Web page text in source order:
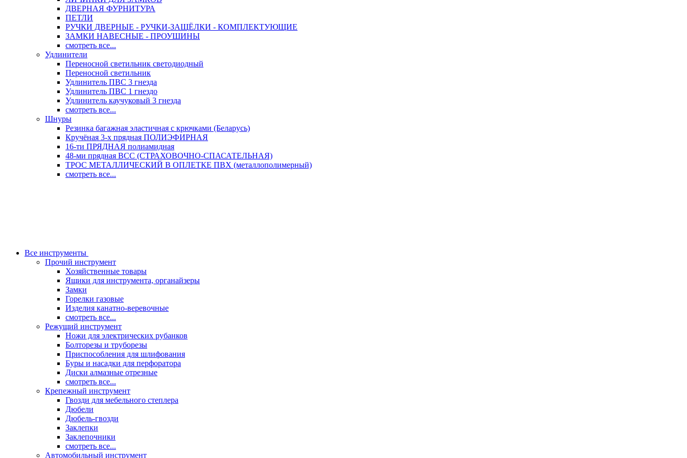
ДВЕРНАЯ ФУРНИТУРА
ПЕТЛИ
РУЧКИ ДВЕРНЫЕ - РУЧКИ-ЗАЩЁЛКИ - КОМПЛЕКТУЮЩИЕ
ЗАМКИ НАВЕСНЫЕ - ПРОУШИНЫ
смотреть все...
Удлинители
Переносной светильник светодиодный
Переносной светильник
Удлинитель ПВС 3 гнезда
Удлинитель ПВС 1 гнездо
Удлинитель каучуковый 3 гнезда
смотреть все...
Шнуры
Резинка багажная эластичная с крючками (Беларусь)
Кручёная 3-х прядная ПОЛИЭФИРНАЯ
16-ти ПРЯДНАЯ полиамидная
48-ми прядная ВСС (СТРАХОВОЧНО-СПАСАТЕЛЬНАЯ)
ТРОС МЕТАЛЛИЧЕСКИЙ В ОПЛЕТКЕ ПВХ (металлополимерный)
смотреть все...
Все инструменты
Прочий инструмент
Хозяйственные товары
Ящики для инструмента, органайзеры
Замки
Горелки газовые
Изделия канатно-веревочные
смотреть все...
Режущий инструмент
Ножи для электрических рубанков
Болторезы и труборезы
Приспособления для шлифования
Буры и насадки для перфоратора
Диски алмазные отрезные
смотреть все...
Крепежный инструмент
Гвозди для мебельного степлера
Дюбели
Дюбель-гвозди
Заклепки
Заклепочники
смотреть все...
Автомобильный инструмент